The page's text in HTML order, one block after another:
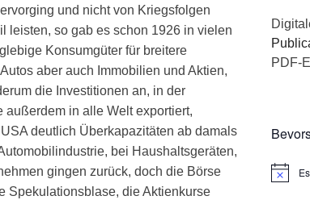
und nicht von Kriegsfolgen
leisten, so gab es schon 1926 in vielen
Konsumgüter für breitere
aber auch Immobilien und Aktien,
die Investitionen an, in der
außerdem in alle Welt exportiert,
deutlich Überkapazitäten ab damals
bei Haushaltsgeräten,
gingen zurück, doch die Börse
Spekulationsblase, die Aktienkurse
PDF-
Hinweis